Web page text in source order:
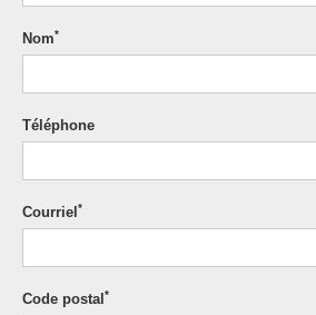
Nom*
Téléphone
Courriel *
Code postal *